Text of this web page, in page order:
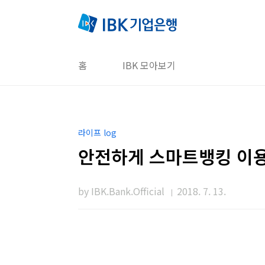
홈 IBK 모아보기
라이프 log
안전하게 스마트뱅킹 이
by IBK.Bank.Official 2018. 7. 13.